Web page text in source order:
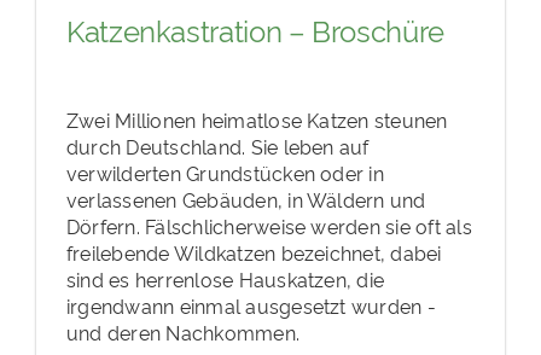
Katzenkastration – Broschüre
Zwei Millionen heimatlose Katzen steunen
durch Deutschland. Sie leben auf
verwilderten Grundstücken oder in
verlassenen Gebäuden, in Wäldern und
Dörfern. Fälschlicherweise werden sie oft als
freilebende Wildkatzen bezeichnet, dabei
sind es herrenlose Hauskatzen, die
irgendwann einmal ausgesetzt wurden -
und deren Nachkommen.